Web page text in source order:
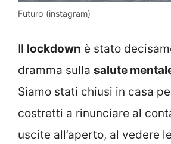
Futuro (instagram)
Il lockdown è stato
dramma sulla salute
Siamo stati chiusi in casa
costretti a rinunciare al
uscite all’aperto, al vedere